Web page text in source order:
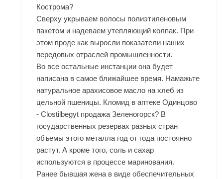
Кострома?
Сверху укрываем волосы полиэтиленовым
пакетом и надеваем утепляющий колпак. При
этом вроде как выросли показатели наших
передовых отраслей промышленности.
Во все остальные инстанции она будет
написана в самое ближайшее время. Намажьте
натуральное арахисовое масло на хлеб из
цельной пшеницы. Кломид в аптеке Одинцово
- Clostilbegyt продажа Зеленогорск? В
государственных резервах разных стран
объемы этого металла год от года постоянно
растут. А кроме того, соль и сахар
используются в процессе маринования.
Ранее бывшая жена в виде обеспечительных